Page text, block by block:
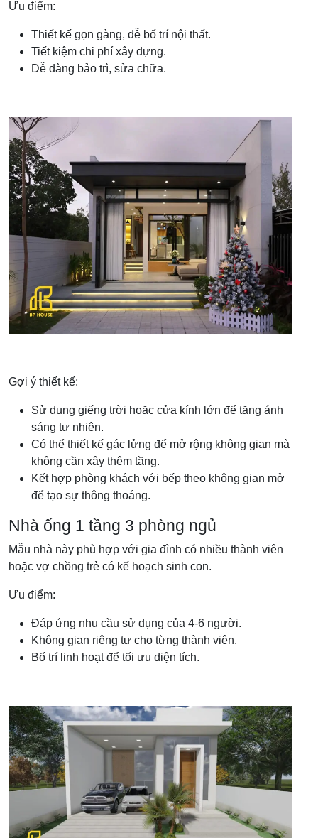
Ưu điểm:
Thiết kế gọn gàng, dễ bố trí nội thất.
Tiết kiệm chi phí xây dựng.
Dễ dàng bảo trì, sửa chữa.
Gợi ý thiết kế:
Sử dụng giếng trời hoặc cửa kính lớn để tăng ánh
sáng tự nhiên.
Có thể thiết kế gác lửng để mở rộng không gian mà
không cần xây thêm tầng.
Kết hợp phòng khách với bếp theo không gian mở
để tạo sự thông thoáng.
Nhà ống 1 tầng 3 phòng ngủ
Mẫu nhà này phù hợp với gia đình có nhiều thành viên
hoặc vợ chồng trẻ có kế hoạch sinh con.
Ưu điểm:
Đáp ứng nhu cầu sử dụng của 4-6 người.
Không gian riêng tư cho từng thành viên.
Bố trí linh hoạt để tối ưu diện tích.